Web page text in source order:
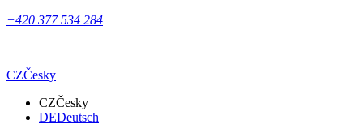
+420 377 534 284
CZČesky
CZČesky
DEDeutsch